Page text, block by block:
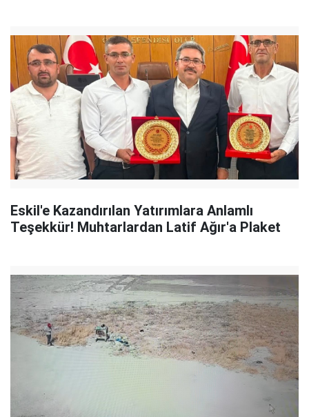
Eskil'e Kazandırılan Yatırımlara Anlamlı
Teşekkür! Muhtarlardan Latif Ağır'a Plaket